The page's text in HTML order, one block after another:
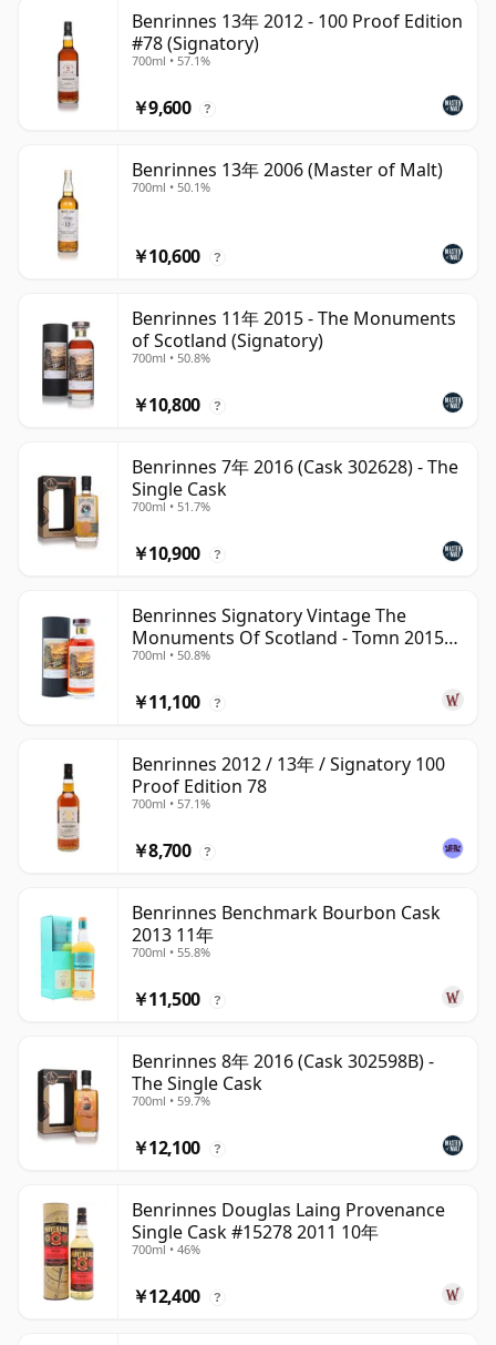
Benrinnes 13年 2012 - 100 Proof Edition
#78 (Signatory)
700ml • 57.1%
￥9,600 ?
Benrinnes 13年 2006 (Master of Malt)
700ml • 50.1%
￥10,600 ?
Benrinnes 11年 2015 - The Monuments
of Scotland (Signatory)
700ml • 50.8%
￥10,800 ?
Benrinnes 7年 2016 (Cask 302628) - The
Single Cask
700ml • 51.7%
￥10,900 ?
Benrinnes Signatory Vintage The
Monuments Of Scotland - Tomn 2015
11年
700ml • 50.8%
￥11,100 ?
Benrinnes 2012 / 13年 / Signatory 100
Proof Edition 78
700ml • 57.1%
￥8,700 ?
Benrinnes Benchmark Bourbon Cask
2013 11年
700ml • 55.8%
￥11,500 ?
Benrinnes 8年 2016 (Cask 302598B) -
The Single Cask
700ml • 59.7%
￥12,100 ?
Benrinnes Douglas Laing Provenance
Single Cask #15278 2011 10年
700ml • 46%
￥12,400 ?